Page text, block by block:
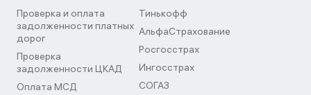
Проверка и оплата
задолженности платных
дорог
Проверка
задолженности ЦКАД
Оплата МСД
Тинькофф
АльфаСтрахование
Росгосстрах
Ингосстрах
СОГАЗ